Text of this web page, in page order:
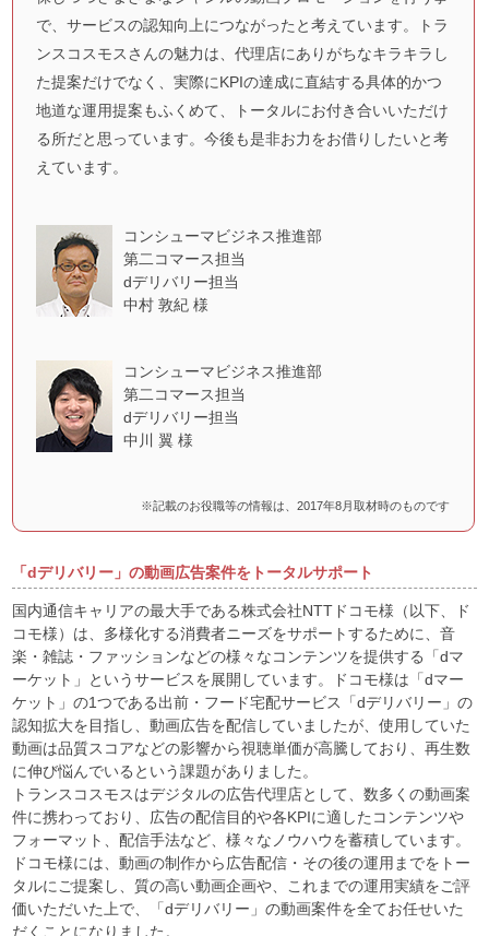
で、サービスの認知向上につながったと考えています。トラ
ンスコスモスさんの魅力は、代理店にありがちなキラキラし
た提案だけでなく、実際にKPIの達成に直結する具体的かつ
地道な運用提案もふくめて、トータルにお付き合いいただけ
る所だと思っています。今後も是非お力をお借りしたいと考
えています。
コンシューマビジネス推進部
第二コマース担当
dデリバリー担当
中村 敦紀 様
コンシューマビジネス推進部
第二コマース担当
dデリバリー担当
中川 翼 様
※記載のお役職等の情報は、2017年8月取材時のものです
「dデリバリー」の動画広告案件をトータルサポート
国内通信キャリアの最大手である株式会社NTTドコモ様（以下、ド
コモ様）は、多様化する消費者ニーズをサポートするために、音
楽・雑誌・ファッションなどの様々なコンテンツを提供する「dマ
ーケット」というサービスを展開しています。ドコモ様は「dマー
ケット」の1つである出前・フード宅配サービス「dデリバリー」の
認知拡大を目指し、動画広告を配信していましたが、使用していた
動画は品質スコアなどの影響から視聴単価が高騰しており、再生数
に伸び悩んでいるという課題がありました。
トランスコスモスはデジタルの広告代理店として、数多くの動画案
件に携わっており、広告の配信目的や各KPIに適したコンテンツや
フォーマット、配信手法など、様々なノウハウを蓄積しています。
ドコモ様には、動画の制作から広告配信・その後の運用までをトー
タルにご提案し、質の高い動画企画や、これまでの運用実績をご評
価いただいた上で、「dデリバリー」の動画案件を全てお任せいた
だくことになりました。